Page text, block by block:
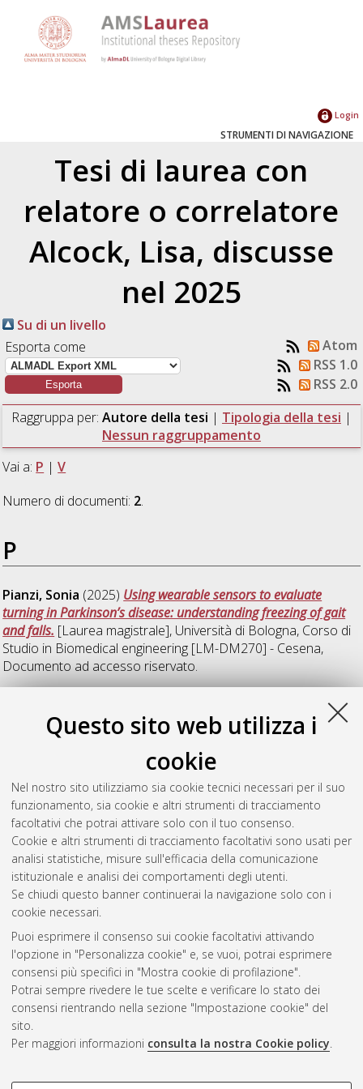
Questo sito web utilizza i
cookie
Nel nostro sito utilizziamo sia cookie tecnici necessari per il suo
funzionamento, sia cookie e altri strumenti di tracciamento
facoltativi che potrai attivare solo con il tuo consenso.
Cookie e altri strumenti di tracciamento facoltativi sono usati per
analisi statistiche, misure sull'efficacia della comunicazione
istituzionale e analisi dei comportamenti degli utenti.
Se chiudi questo banner continuerai la navigazione solo con i
cookie necessari.
Puoi esprimere il consenso sui cookie facoltativi attivando
l'opzione in "Personalizza cookie" e, se vuoi, potrai esprimere
consensi più specifici in "Mostra cookie di profilazione".
Potrai sempre rivedere le tue scelte e verificare lo stato dei
consensi rientrando nella sezione "Impostazione cookie" del
sito.
Per maggiori informazioni consulta la nostra Cookie policy.
Login
STRUMENTI DI NAVIGAZIONE
Tesi di laurea con
relatore o correlatore
Alcock, Lisa, discusse
nel 2025
Su di un livello
Esporta come
Atom
RSS 1.0
RSS 2.0
Raggruppa per: Autore della tesi | Tipologia della tesi |
Nessun raggruppamento
Vai a: P |V
Numero di documenti: 2.
P
Pianzi, Sonia (2025) Using wearable sensors to evaluate
turning in Parkinson’s disease: understanding freezing of gait
and falls. [Laurea magistrale], Università di Bologna, Corso di
Studio in Biomedical engineering [LM-DM270] - Cesena,
Documento ad accesso riservato.
(2025)Turning performance in
assessment.[Laurea magistrale], Università di Bologna, Corso
di Studio inBiomedical engineering [LM-DM270] - Cesena
Documento ad accesso riservato.
Questa lista e' stata generata ilThu Aug 6 21:14:06 2026
CEST
Atom
Rss 1.0
Rss 2.0
AMS Laurea
Impostazioni Cookie